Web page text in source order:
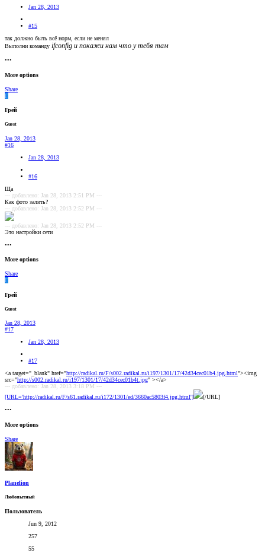
Jan 28, 2013
#15
так должно быть всё норм, если не менял
Выполни команду ifconfig и покажи нам что у тебя там
•••
More options
Share
Г
Грей
Guest
Jan 28, 2013
#16
Jan 28, 2013
#16
Ща
--- добавлено: Jan 28, 2013 2:51 PM ---
Как фото залить?
--- добавлено: Jan 28, 2013 2:52 PM ---
--- добавлено: Jan 28, 2013 2:52 PM ---
Это настройки сети
•••
More options
Share
Г
Грей
Guest
Jan 28, 2013
#17
Jan 28, 2013
#17
<a target="_blank" href="http://radikal.ru/F/s002.radikal.ru/i197/1301/17/42d34cec01b4.jpg.html"><img
src="http://s002.radikal.ru/i197/1301/17/42d34cec01b4t.jpg" ></a>
--- добавлено: Jan 28, 2013 3:18 PM ---
[URL='http://radikal.ru/F/s61.radikal.ru/i172/1301/ed/3660ac5803f4.jpg.html']
[/URL]
•••
More options
Share
Planelion
Любопытный
Пользователь
Jun 9, 2012
257
55